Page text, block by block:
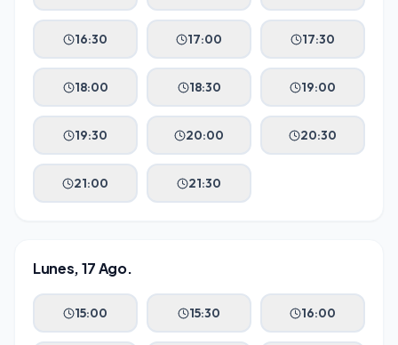
16:30 17:00 17:30
18:00 18:30 19:00
19:30 20:00 20:30
21:00 21:30
Lunes, 17 Ago.
15:00 15:30 16:00